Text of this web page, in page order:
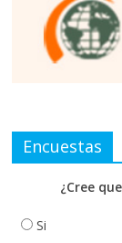
Encuestas
¿Cree
Si